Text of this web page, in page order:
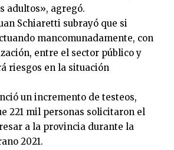
adultos», agregó.
Schiaretti subrayó que si
mancomunadamente, con
entre el sector público y
riesgos en la situación
un incremento de testeos,
221 mil personas solicitaron el
a la provincia durante la
2021.